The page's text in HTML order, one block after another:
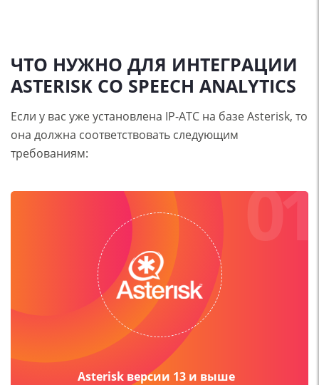
ЧТО НУЖНО ДЛЯ ИНТЕГРАЦИИ
ASTERISK СО SPEECH ANALYTICS
Если у вас уже установлена IP-АТС на базе Asterisk, то
она должна соответствовать следующим
требованиям:
01
Asterisk версии 13 и выше